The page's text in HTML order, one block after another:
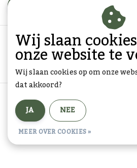
Algemene voorwaarden
© Copyright 2026 - Goedkope-
Media
Wij slaan
onze website te
Wij slaan cookies op om onze
dat akkoord?
JA
NEE
MEER OVER COOKIES »